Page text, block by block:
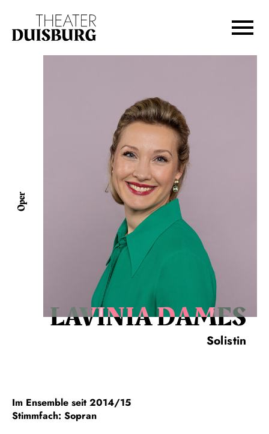
Zur Hauptnavigation springen
Zum Footer springen
Oper
LAVINIA DAMES
Solistin
Im Ensemble seit 2014/15
Stimmfach: Sopran